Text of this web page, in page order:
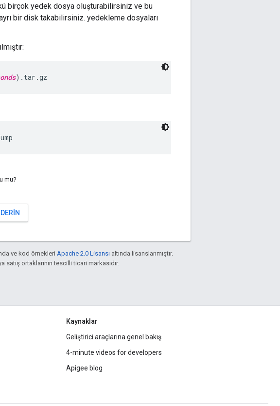
birçok yedek dosya oluşturabilirsiniz ve bu
bir disk takabilirsiniz. yedekleme dosyaları
).tar.gz
mu?
ve kod örnekleri Apache 2.0 Lisansı altında lisanslanmıştır.
satış ortaklarının tescilli ticari markasıdır.
Kaynaklar
Geliştirici araçlarına genel bakış
4-minute videos for developers
Apigee blog